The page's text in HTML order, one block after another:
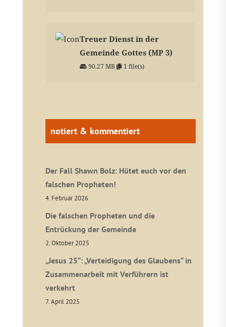
Treuer Dienst in der
Gemeinde Gottes (MP 3)
90.27 MB 1 file(s)
notiert & kommentiert
Der Fall Shawn Bolz: Hütet euch vor den
falschen Propheten!
4. Februar 2026
Die falschen Propheten und die
Entrückung der Gemeinde
2. Oktober 2025
„Jesus 25“: „Verteidigung des Glaubens“ in
Zusammenarbeit mit Verführern ist
verkehrt
7. April 2025